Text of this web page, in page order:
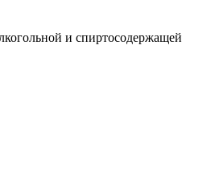
и спиртосодержащей